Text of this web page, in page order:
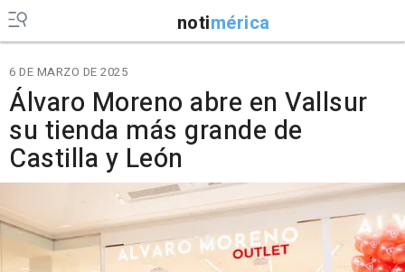
notimérica
6 DE MARZO DE 2025
Álvaro Moreno abre en Vallsur
su tienda más grande de
Castilla y León